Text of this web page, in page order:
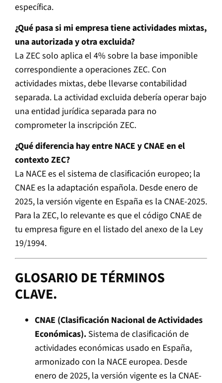
específica.
¿Qué pasa si mi empresa tiene actividades mixtas,
una autorizada y otra excluida?
La ZEC solo aplica el 4% sobre la base imponible
correspondiente a operaciones ZEC. Con
actividades mixtas, debe llevarse contabilidad
separada. La actividad excluida debería operar bajo
una entidad jurídica separada para no
comprometer la inscripción ZEC.
¿Qué diferencia hay entre NACE y CNAE en el
contexto ZEC?
La NACE es el sistema de clasificación europeo; la
CNAE es la adaptación española. Desde enero de
2025, la versión vigente en España es la CNAE-2025.
Para la ZEC, lo relevante es que el código CNAE de
tu empresa figure en el listado del anexo de la Ley
19/1994.
GLOSARIO DE TÉRMINOS
CLAVE.
CNAE (Clasificación Nacional de Actividades
Económicas). Sistema de clasificación de
actividades económicas usado en España,
armonizado con la NACE europea. Desde
enero de 2025, la versión vigente es la CNAE-